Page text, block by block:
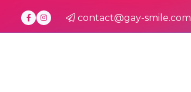
contact@gay-smile.com